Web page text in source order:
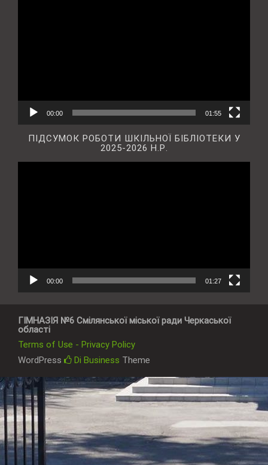
00:00 01:55
ПІДСУМОК РОБОТИ ШКІЛЬНОЇ БІБЛІОТЕКИ У
2025-2026 Н.Р.
00:00 01:27
ГІМНАЗІЯ №6 Смілянської міської ради Черкаської
області
Terms of Use - Privacy Policy
WordPress
Di Business Theme